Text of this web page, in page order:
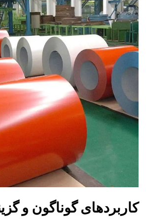
کاربردهای گوناگون و